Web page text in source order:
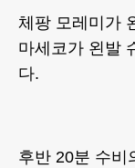
체팡 모레미가
마세코가 왼발
다.
후반 20분 수비